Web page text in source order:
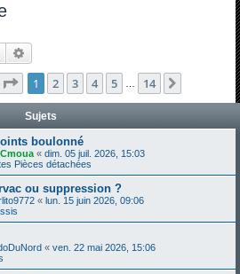
c
Rechercher
Page 1sur14
1 2 3 4 5 14
Sujets
boulonné
« dim. 05 juil. 2026, 15:03
Pièces détachées
ou suppression ?
« lun. 15 juin 2026, 09:06
« ven. 22 mai 2026, 15:06